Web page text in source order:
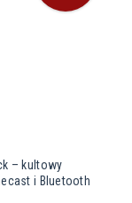
– kultowy
i Bluetooth